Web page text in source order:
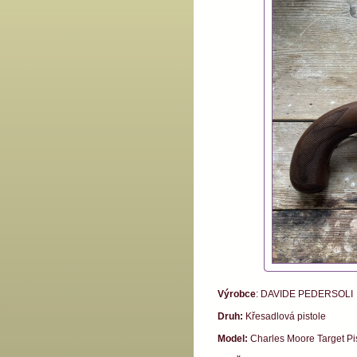
Výrobce: DAVIDE PEDERSOLI
Druh: Křesadlová pistole
Model: Charles Moore Target